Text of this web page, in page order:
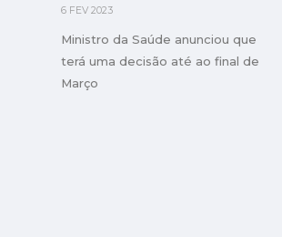
6 FEV 2023
Ministro da Saúde anunciou que
terá uma decisão até ao final de
Março